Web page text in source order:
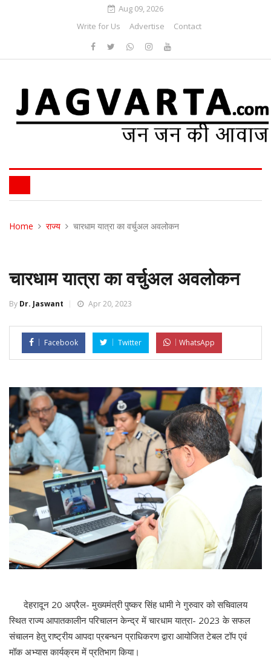
Aug 09, 2026
Write for Us
Advertise Contact
Home राज्य चारधाम यात्रा का वर्चुअल अवलोकन
चारधाम यात्रा का वर्चुअल अवलोकन
By Dr. Jaswant Apr 20, 2023
Facebook Twitter WhatsApp
देहरादून 20 अप्रैल- मुख्यमंत्री पुष्कर सिंह धामी ने गुरुवार को सचिवालय
स्थित राज्य आपातकालीन परिचालन केन्द्र में चारधाम यात्रा- 2023 के सफल
संचालन हेतु राष्ट्रीय आपदा प्रबन्धन प्राधिकरण द्वारा आयोजित टेबल टॉप एवं
मॉक अभ्यास कार्यक्रम में प्रतिभाग किया।